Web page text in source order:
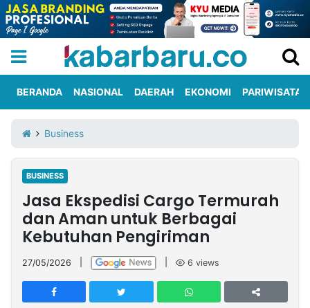
Iklan
Berita
Kami
Nasional
International
Olahraga
Entertainment
Daerah
Pariwisata
Kuliner
Kolom
Network
PT
TREETAN
BERANDA NASIONAL DAERAH EKONOMI PARIWISATA
Business
BUSINESS
Jasa Ekspedisi Cargo Termurah
dan Aman untuk Berbagai
Kebutuhan Pengiriman
27/05/2026 6 views